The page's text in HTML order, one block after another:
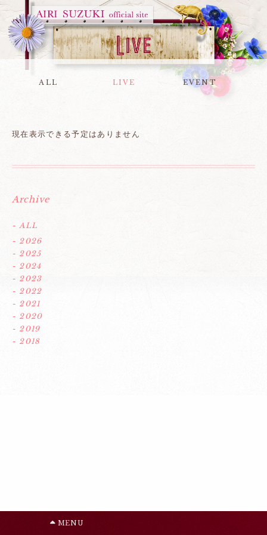
ALL LIVE EVENT
現在表示できる予定はありません
Archive
- ALL
- 2026
- 2025
- 2024
- 2023
- 2022
- 2021
- 2020
- 2019
- 2018
MENU